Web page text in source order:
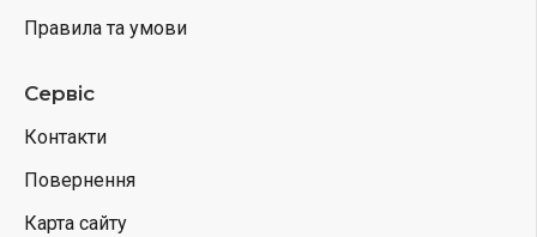
Правила та умови
Сервіс
Контакти
Повернення
Карта сайту